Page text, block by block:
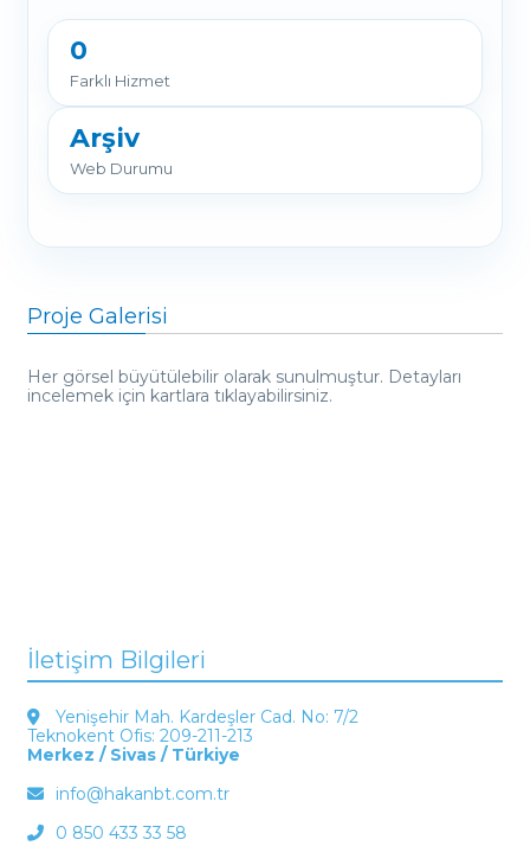
0
Farklı Hizmet
Arşiv
Web Durumu
Proje Galerisi
Her görsel büyütülebilir olarak sunulmuştur. Detayları
incelemek için kartlara tıklayabilirsiniz.
İletişim Bilgileri
Yenişehir Mah. Kardeşler Cad. No: 7/2
Teknokent Ofis: 209-211-213
Merkez / Sivas / Türkiye
info@hakanbt.com.tr
0 850 433 33 58